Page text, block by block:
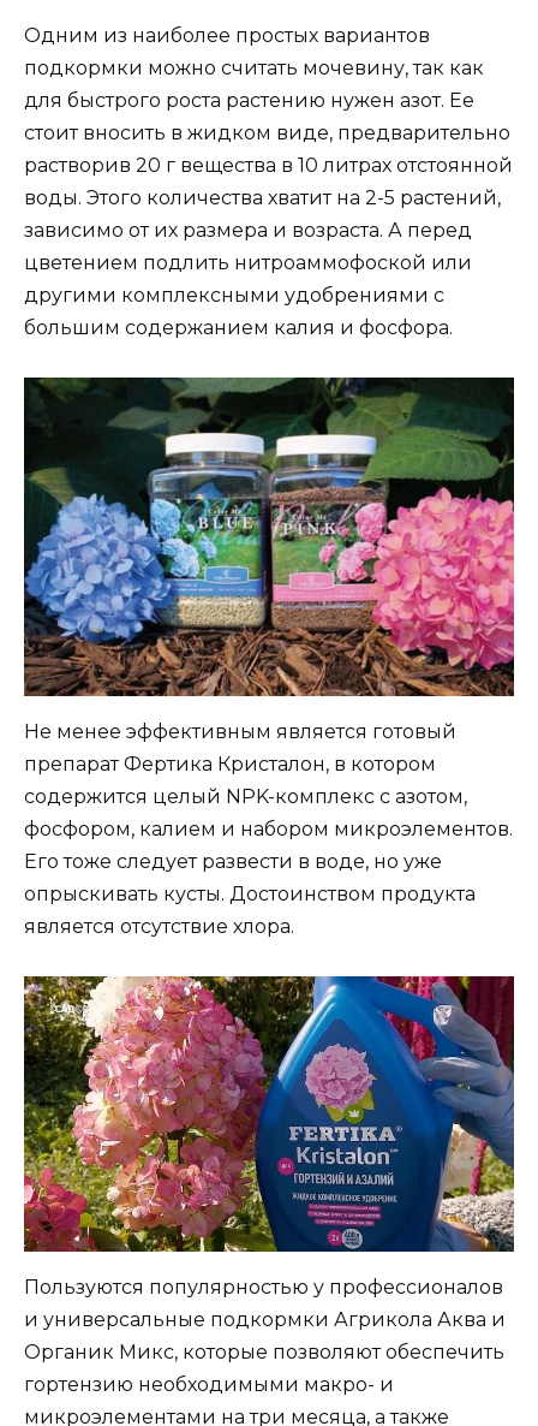
Одним из наиболее простых вариантов
подкормки можно считать мочевину, так как
для быстрого роста растению нужен азот. Ее
стоит вносить в жидком виде, предварительно
растворив 20 г вещества в 10 литрах отстоянной
воды. Этого количества хватит на 2-5 растений,
зависимо от их размера и возраста. А перед
цветением подлить нитроаммофоской или
другими комплексными удобрениями с
большим содержанием калия и фосфора.
Не менее эффективным является готовый
препарат Фертика Кристалон, в котором
содержится целый NPK-комплекс с азотом,
фосфором, калием и набором микроэлементов.
Его тоже следует развести в воде, но уже
опрыскивать кусты. Достоинством продукта
является отсутствие хлора.
Пользуются популярностью у профессионалов
и универсальные подкормки Агрикола Аква и
Органик Микс, которые позволяют обеспечить
гортензию необходимыми макро- и
микроэлементами на три месяца, а также